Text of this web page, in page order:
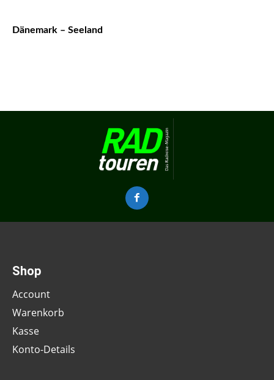
Dänemark – Seeland
Shop
Account
Warenkorb
Kasse
Konto-Details